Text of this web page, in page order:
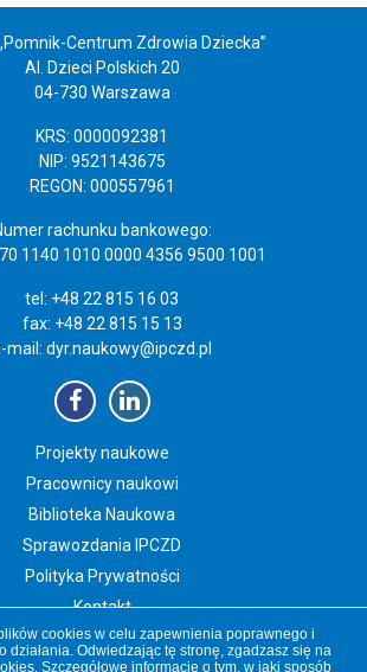
Centrum Zdrowia Dziecka”
Al. Dzieci Polskich 20
04-730 Warszawa
KRS: 0000092381
NIP: 9521143675
REGON: 000557961
rachunku bankowego:
1140 1010 0000 4356 9500 1001
tel: +48 22 815 16 03
fax: +48 22 815 15 13
mail: dyr.naukowy@ipczd.pl
Projekty naukowe
Pracownicy naukowi
Biblioteka Naukowa
Sprawozdania IPCZD
Polityka Prywatności
Kontakt
Newsletter IPCZD
cookies w celu zapewnienia poprawnego i
działania. Odwiedzając tę stronę, zgadzasz się na
Szczegółowe informacje o tym, w jaki sposób